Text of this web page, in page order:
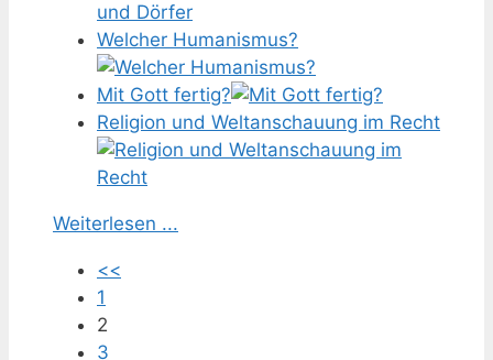
Welcher Humanismus?
Mit Gott fertig?
Religion und Weltanschauung im Recht
Weiterlesen ...
<<
1
2
3